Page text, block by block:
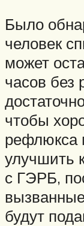
Было
человек
может
часов
чтобы
рефлюкса
улучшить
с ГЭРБ,
будут